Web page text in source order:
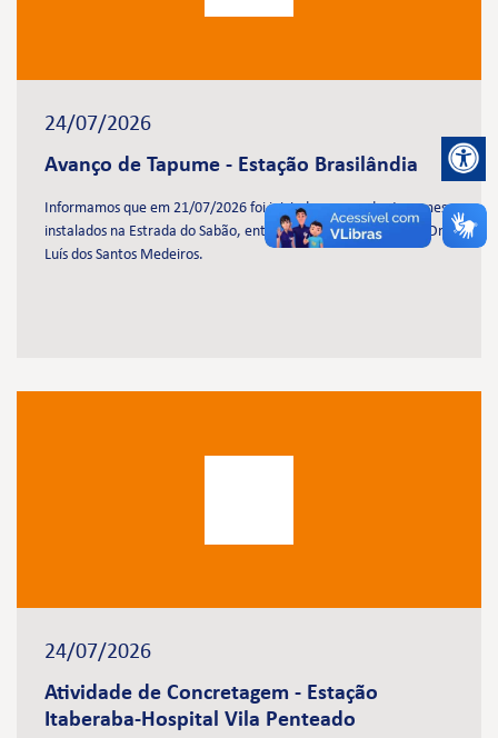
24/07/2026
Avanço de Tapume - Estação Brasilândia
Informamos que em 21/07/2026 foi iniciado avanço dos tapumes
instalados na Estrada do Sabão, entre as ruas José Antonioli e Dr.
Luís dos Santos Medeiros.
24/07/2026
Atividade de Concretagem - Estação
Itaberaba-Hospital Vila Penteado